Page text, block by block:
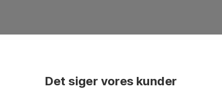
​Det siger vores kunder